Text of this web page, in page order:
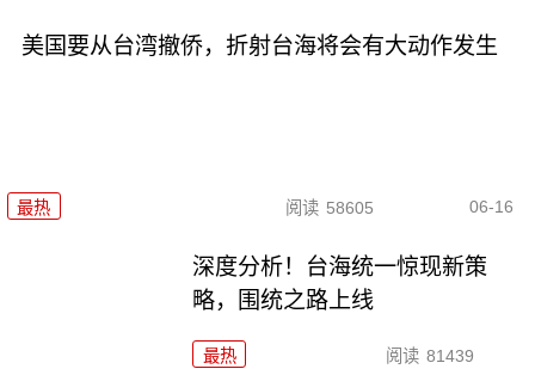
美国要从台湾撤侨，折射台海将会有大动作发生
最热 阅读 58605 06-16
深度分析！台海统一惊现新策
略，围统之路上线
最热 阅读 81439